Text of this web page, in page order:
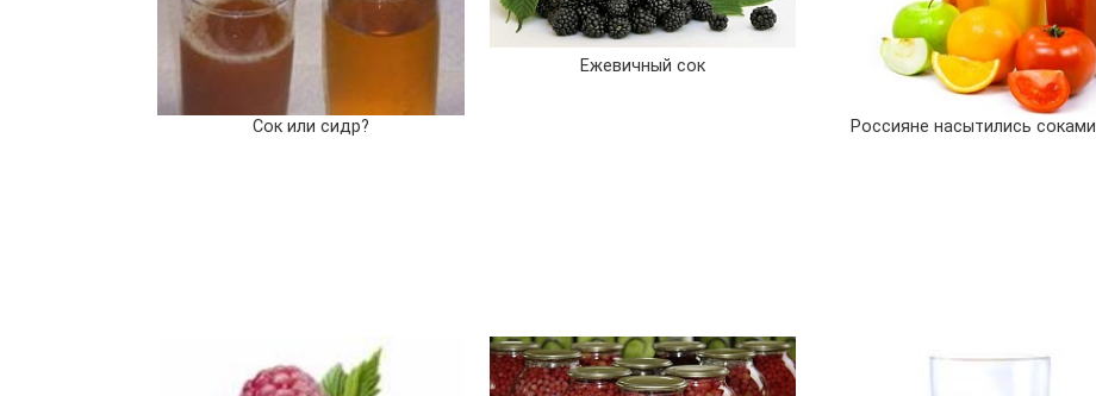
Сок или сидр?
Ежевичный сок
Россияне насытились соками